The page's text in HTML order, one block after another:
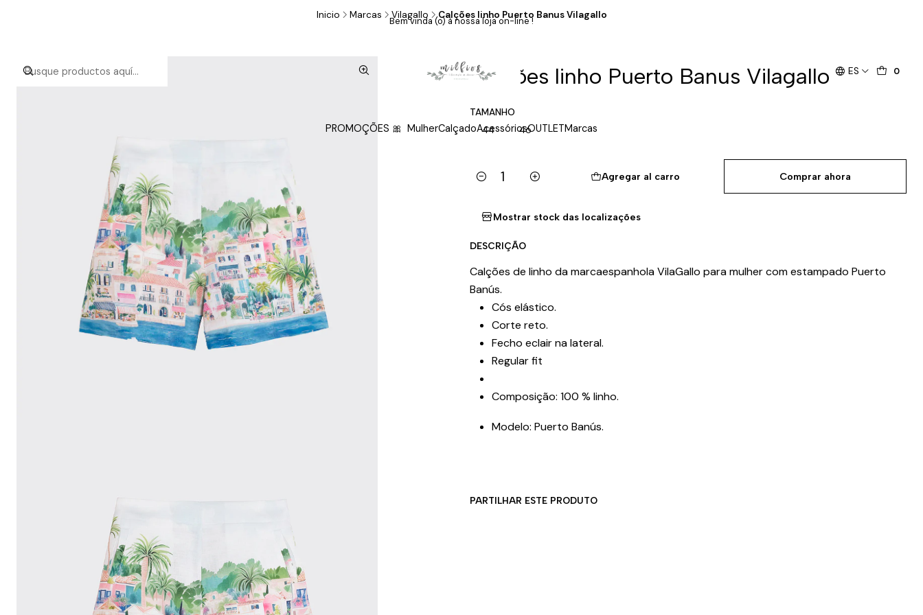
ES 0
PROMOÇÕES 🎀 MulherCalçadoAcessóriosOUTLETMarcas
Bem vinda (o) à nossa loja on-line !
Inicio Marcas Vilagallo Calções linho Puerto Banus Vilagallo
Calções linho Puerto Banus Vilagallo
TAMANHO
44 46
Cantidad
Agregar al carro Comprar ahora
Mostrar stock das localizações
DESCRIÇÃO
Calções de linho da marcaespanhola VilaGallo para mulher com estampado Puerto
Banús.
Cós elástico.
Corte reto.
Fecho eclair na lateral.
Regular fit
Composição: 100 % linho.
Modelo: Puerto Banús.
PARTILHAR ESTE PRODUTO